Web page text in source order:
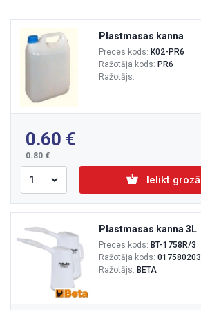
Plastmasas kanna
Preces kods: K02-PR6
Ražotāja kods: PR6
Ražotājs:
0.60
0.80
Ielikt grozā
Plastmasas kanna 3L
Preces kods: BT-1758R/3
Ražotāja kods: 017580203
Ražotājs: BETA